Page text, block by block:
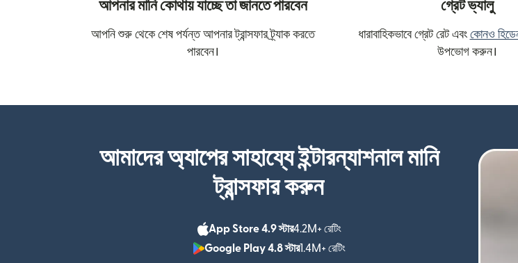
আপনার মানি কোথায় যাচ্ছে তা জানতে পারবেন
আপনি শুরু থেকে শেষ পর্যন্ত আপনার ট্রান্সফার ট্র্যাক করতে
পারবেন।
গ্রেট ভ্যালু
ধারাবাহিকভাবে গ্রেট রেট এবং কোনও
উপভোগ করুন।
আমাদের অ্যাপের সাহায্যে ইন্টারন্যাশনাল মানি
ট্রান্সফার করুন
App Store 4.9 স্টার4.2M+ রেটিং
Google Play 4.8 স্টার1.4M+ রেটিং